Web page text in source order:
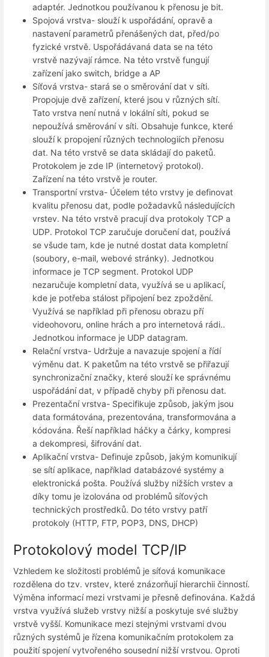
adaptér. Jednotkou používanou k přenosu je bit.
Spojová vrstva- slouží k uspořádání, opravě a
nastavení parametrů přenášených dat, před/po
fyzické vrstvě. Uspořádávaná data se na této
vrstvě nazývají rámce. Na této vrstvě fungují
zařízení jako switch, bridge a AP
Síťová vrstva- stará se o směrování dat v síti.
Propojuje dvě zařízení, které jsou v různých sítí.
Tato vrstva není nutná v lokální síti, pokud se
nepoužívá směrování v síti. Obsahuje funkce, které
slouží k propojení různých technologiích přenosu
dat. Na této vrstvě se data skládají do paketů.
Protokolem je zde IP (internetový protokol).
Zařízení na této vrstvě je router.
Transportní vrstva- Účelem této vrstvy je definovat
kvalitu přenosu dat, podle požadavků následujících
vrstev. Na této vrstvě pracují dva protokoly TCP a
UDP. Protokol TCP zaručuje doručení dat, používá
se všude tam, kde je nutné dostat data kompletní
(soubory, e-mail, webové stránky). Jednotkou
informace je TCP segment. Protokol UDP
nezaručuje kompletní data, využívá se u aplikací,
kde je potřeba stálost připojení bez zpoždění.
Využívá se například při přenosu obrazu pří
videohovoru, online hrách a pro internetová rádi..
Jednotkou informace je UDP datagram.
Relační vrstva- Udržuje a navazuje spojení a řídí
výměnu dat. K paketům na této vrstvě se přiřazují
synchronizační značky, které slouží ke správnému
uspořádání dat, v případě chyby při přenosu dat.
Prezentační vrstva- Specifikuje způsob, jakým jsou
data formátována, prezentována, transformována a
kódována. Řeší například háčky a čárky, kompresi
a dekompresi, šifrování dat.
Aplikační vrstva- Definuje způsob, jakým komunikují
se sítí aplikace, například databázové systémy a
elektronická pošta. Používá služby nižších vrstev a
díky tomu je izolována od problémů síťových
technických prostředků. Do této vrstvy patří
protokoly (HTTP, FTP, POP3, DNS, DHCP)
Protokolový model TCP/IP
Vzhledem ke složitosti problémů je síťová komunikace
rozdělena do tzv. vrstev, které znázorňují hierarchii činností.
Výměna informací mezi vrstvami je přesně definována. Každá
vrstva využívá služeb vrstvy nižší a poskytuje své služby
vrstvě vyšší. Komunikace mezi stejnými vrstvami dvou
různých systémů je řízena komunikačním protokolem za
použití spojení vytvořeného sousední nižší vrstvou. Oproti